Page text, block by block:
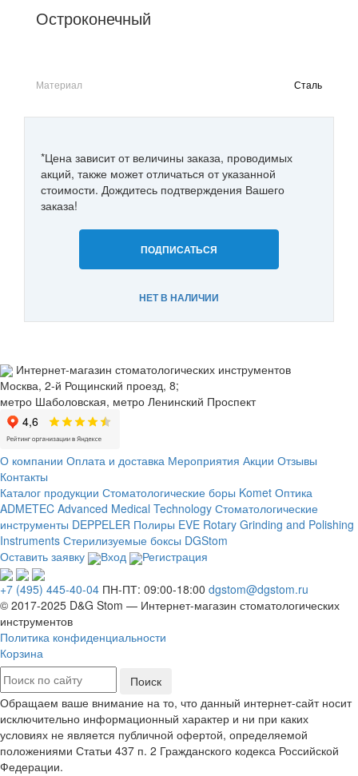
Остроконечный
Материал Сталь
*Цена зависит от величины заказа, проводимых
акций, также может отличаться от указанной
стоимости. Дождитесь подтверждения Вашего
заказа!
ПОДПИСАТЬСЯ
НЕТ В НАЛИЧИИ
Интернет-магазин стоматологических инструментов
Москва, 2-й Рощинский проезд, 8;
метро Шаболовская, метро Ленинский Проспект
О компании Оплата и доставка Мероприятия Акции Отзывы
Контакты
Каталог продукции Стоматологические боры Komet Оптика
ADMETEC Advanced Medical Technology Стоматологические
инструменты DEPPELER Полиры EVE Rotary Grinding and Polishing
Instruments Стерилизуемые боксы DGStom
Оставить заявку
Вход Регистрация
+7 (495) 445-40-04 ПН-ПТ: 09:00-18:00 dgstom@dgstom.ru
© 2017-2025 D&G Stom — Интернет-магазин стоматологических
инструментов
Политика конфиденциальности
Корзина
Обращаем ваше внимание на то, что данный интернет-сайт носит
исключительно информационный характер и ни при каких
условиях не является публичной офертой, определяемой
положениями Статьи 437 п. 2 Гражданского кодекса Российской
Федерации.